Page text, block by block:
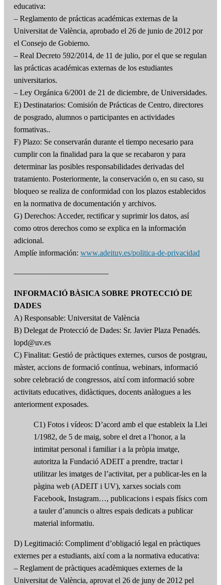
educativa:
– Reglamento de prácticas académicas externas de la
Universitat de València, aprobado el 26 de junio de 2012 por
el Consejo de Gobierno.
– Real Decreto 592/2014, de 11 de julio, por el que se regulan
las prácticas académicas externas de los estudiantes
universitarios.
– Ley Orgánica 6/2001 de 21 de diciembre, de Universidades.
E) Destinatarios: Comisión de Prácticas de Centro, directores
de posgrado, alumnos o participantes en actividades
formativas..
F) Plazo: Se conservarán durante el tiempo necesario para
cumplir con la finalidad para la que se recabaron y para
determinar las posibles responsabilidades derivadas del
tratamiento. Posteriormente, la conservación o, en su caso, su
bloqueo se realiza de conformidad con los plazos establecidos
en la normativa de documentación y archivos.
G) Derechos: Acceder, rectificar y suprimir los datos, así
como otros derechos como se explica en la información
adicional.
Amplíe información: www.adeituv.es/politica-de-privacidad
————————————
INFORMACIÓ BÀSICA SOBRE PROTECCIÓ DE
DADES
A) Responsable: Universitat de València
B) Delegat de Protecció de Dades: Sr. Javier Plaza Penadés.
lopd@uv.es
C) Finalitat: Gestió de pràctiques externes, cursos de postgrau,
màster, accions de formació contínua, webinars, informació
sobre celebració de congressos, així com informació sobre
activitats educatives, didàctiques, docents anàlogues a les
anteriorment exposades.
C1) Fotos i vídeos: D’acord amb el que estableix la Llei
1/1982, de 5 de maig, sobre el dret a l’honor, a la
intimitat personal i familiar i a la pròpia imatge,
autoritza la Fundació ADEIT a prendre, tractar i
utilitzar les imatges de l’activitat, per a publicar-les en la
pàgina web (ADEIT i UV), xarxes socials com
Facebook, Instagram…, publicacions i espais físics com
a tauler d’anuncis o altres espais dedicats a publicar
material informatiu.
D) Legitimació: Compliment d’obligació legal en pràctiques
externes per a estudiants, així com a la normativa educativa:
– Reglament de pràctiques acadèmiques externes de la
Universitat de València, aprovat el 26 de juny de 2012 pel